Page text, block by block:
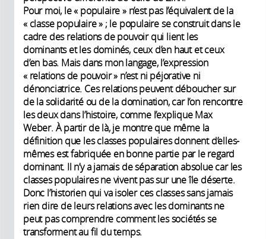
Pour moi, le « populaire » n’est pas l’équivalent de la
« classe populaire » ; le populaire se construit dans le
cadre des relations de pouvoir qui lient les
dominants et les dominés, ceux d’en haut et ceux
d’en bas. Mais dans mon langage, l’expression
« relations de pouvoir » n’est ni péjorative ni
dénonciatrice. Ces relations peuvent déboucher sur
de la solidarité ou de la domination, car l’on rencontre
les deux dans l’histoire, comme l’explique Max
Weber. À partir de là, je montre que même la
définition que les classes populaires donnent d’elles-
mêmes est fabriquée en bonne partie par le regard
dominant. Il n’y a jamais de séparation absolue car les
classes populaires ne vivent pas sur une île déserte.
Donc l’historien qui va isoler ces classes sans jamais
rien dire de leurs relations avec les dominants ne
peut pas comprendre comment les sociétés se
transforment au fil du temps.